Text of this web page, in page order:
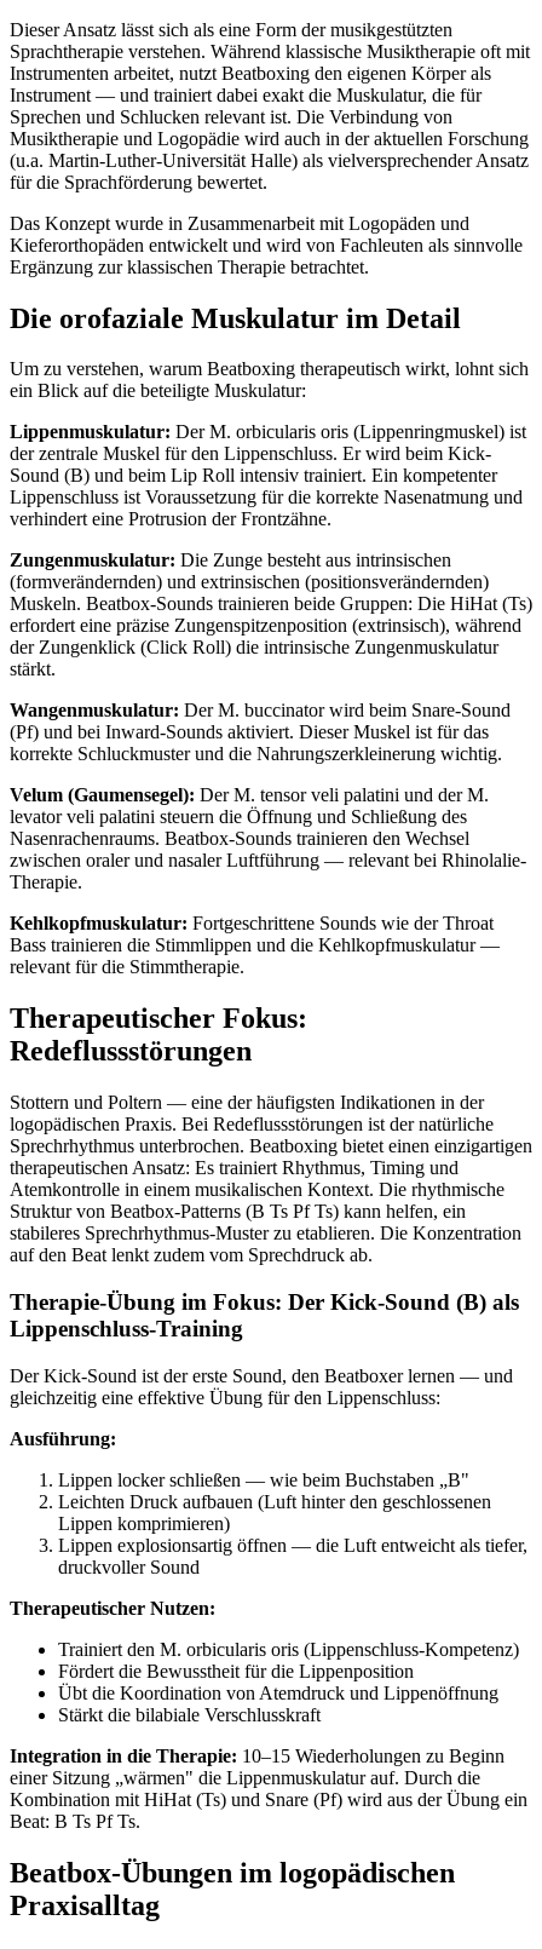
Dieser Ansatz lässt sich als eine Form der musikgestützten
Sprachtherapie verstehen. Während klassische Musiktherapie oft mit
Instrumenten arbeitet, nutzt Beatboxing den eigenen Körper als
Instrument — und trainiert dabei exakt die Muskulatur, die für
Sprechen und Schlucken relevant ist. Die Verbindung von
Musiktherapie und Logopädie wird auch in der aktuellen Forschung
(u.a. Martin-Luther-Universität Halle) als vielversprechender Ansatz
für die Sprachförderung bewertet.
Das Konzept wurde in Zusammenarbeit mit Logopäden und
Kieferorthopäden entwickelt und wird von Fachleuten als sinnvolle
Ergänzung zur klassischen Therapie betrachtet.
Die orofaziale Muskulatur im Detail
Um zu verstehen, warum Beatboxing therapeutisch wirkt, lohnt sich
ein Blick auf die beteiligte Muskulatur:
Lippenmuskulatur: Der M. orbicularis oris (Lippenringmuskel) ist
der zentrale Muskel für den Lippenschluss. Er wird beim Kick-
Sound (B) und beim Lip Roll intensiv trainiert. Ein kompetenter
Lippenschluss ist Voraussetzung für die korrekte Nasenatmung und
verhindert eine Protrusion der Frontzähne.
Zungenmuskulatur: Die Zunge besteht aus intrinsischen
(formverändernden) und extrinsischen (positionsverändernden)
Muskeln. Beatbox-Sounds trainieren beide Gruppen: Die HiHat (Ts)
erfordert eine präzise Zungenspitzenposition (extrinsisch), während
der Zungenklick (Click Roll) die intrinsische Zungenmuskulatur
stärkt.
Wangenmuskulatur: Der M. buccinator wird beim Snare-Sound
(Pf) und bei Inward-Sounds aktiviert. Dieser Muskel ist für das
korrekte Schluckmuster und die Nahrungszerkleinerung wichtig.
Velum (Gaumensegel): Der M. tensor veli palatini und der M.
levator veli palatini steuern die Öffnung und Schließung des
Nasenrachenraums. Beatbox-Sounds trainieren den Wechsel
zwischen oraler und nasaler Luftführung — relevant bei Rhinolalie-
Therapie.
Kehlkopfmuskulatur: Fortgeschrittene Sounds wie der Throat
Bass trainieren die Stimmlippen und die Kehlkopfmuskulatur —
relevant für die Stimmtherapie.
Therapeutischer Fokus:
Redeflussstörungen
Stottern und Poltern — eine der häufigsten Indikationen in der
logopädischen Praxis. Bei Redeflussstörungen ist der natürliche
Sprechrhythmus unterbrochen. Beatboxing bietet einen einzigartigen
therapeutischen Ansatz: Es trainiert Rhythmus, Timing und
Atemkontrolle in einem musikalischen Kontext. Die rhythmische
Struktur von Beatbox-Patterns (B Ts Pf Ts) kann helfen, ein
stabileres Sprechrhythmus-Muster zu etablieren. Die Konzentration
auf den Beat lenkt zudem vom Sprechdruck ab.
Therapie-Übung im Fokus: Der Kick-Sound (B) als
Lippenschluss-Training
Der Kick-Sound ist der erste Sound, den Beatboxer lernen — und
gleichzeitig eine effektive Übung für den Lippenschluss:
Ausführung:
Lippen locker schließen — wie beim Buchstaben „B"
Leichten Druck aufbauen (Luft hinter den geschlossenen
Lippen komprimieren)
Lippen explosionsartig öffnen — die Luft entweicht als tiefer,
druckvoller Sound
Therapeutischer Nutzen:
Trainiert den M. orbicularis oris (Lippenschluss-Kompetenz)
Fördert die Bewusstheit für die Lippenposition
Übt die Koordination von Atemdruck und Lippenöffnung
Stärkt die bilabiale Verschlusskraft
Integration in die Therapie: 10–15 Wiederholungen zu Beginn
einer Sitzung „wärmen" die Lippenmuskulatur auf. Durch die
Kombination mit HiHat (Ts) und Snare (Pf) wird aus der Übung ein
Beat: B Ts Pf Ts.
Beatbox-Übungen im logopädischen
Praxisalltag